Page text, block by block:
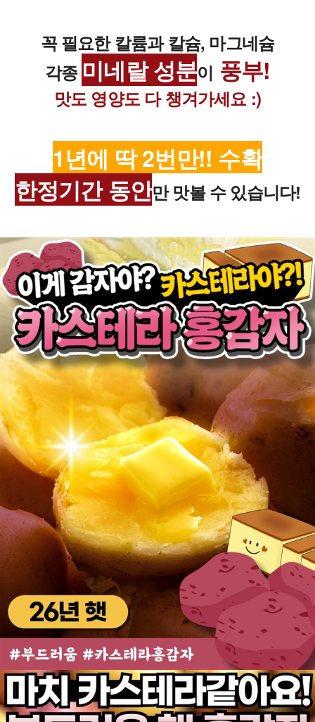
꼭 필요한 칼륨과 칼슘, 마그네슘
각종 미네랄 성분이 풍부!
맛도 영양도 다 챙겨가세요 :)
1년에 딱 2번만!! 수확
한정기간 동안만 맛볼 수 있습니다!